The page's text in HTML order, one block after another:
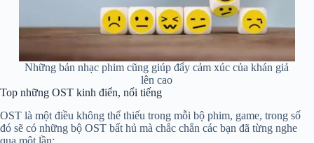
Những bản nhạc phim cũng giúp đẩy cảm xúc của khán giả
lên cao
Top những OST kinh điển, nổi tiếng
OST là một điều không thể thiếu trong mỗi bộ phim, game, trong số
đó sẽ có những bộ OST bất hủ mà chắc chắn các bạn đã từng nghe
qua một lần: